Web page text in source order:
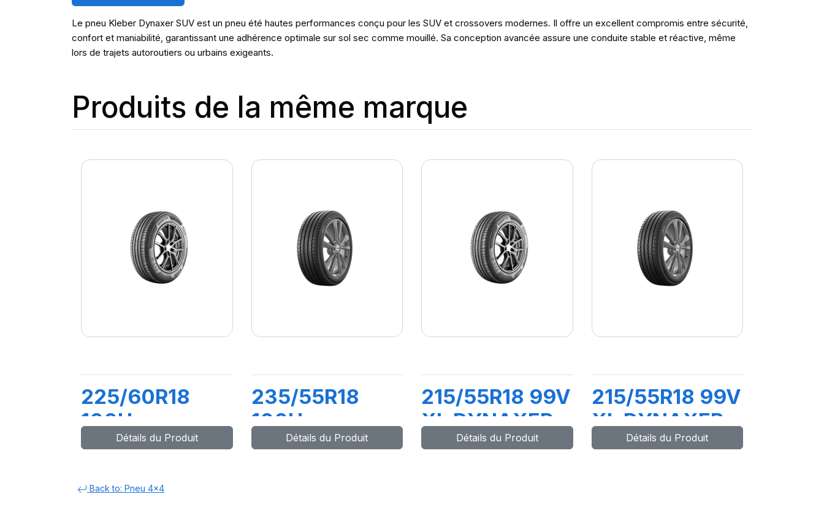
Le pneu Kleber Dynaxer SUV est un pneu été hautes performances conçu pour les SUV et crossovers modernes. Il offre un excellent compromis entre sécurité,
confort et maniabilité, garantissant une adhérence optimale sur sol sec comme mouillé. Sa conception avancée assure une conduite stable et réactive, même
lors de trajets autoroutiers ou urbains exigeants.
Produits de la même marque
225/60R18
100H
DYNAXER SUV
Détails du Produit
235/55R18
100H
DYNAXER HP5
Détails du Produit
215/55R18 99V
XL DYNAXER
SUVDétails du Produit
215/55R18 99V
XL DYNAXER
HP5 SUV
Détails du Produit
Back to: Pneu 4x4